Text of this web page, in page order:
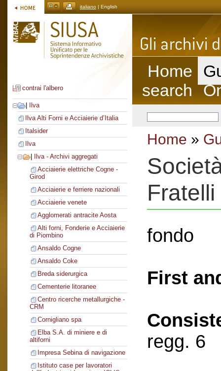
italiano | English
contrai l'albero
Ilva
Ilva Alti Forni e Acciaierie d’Italia
Italsider
Ilva
Ilva - Archivi aggregati
Acciaierie elettriche Cogne -
Girod
Acciaierie e ferriere nazionali
Acciaierie venete
Agglomerati antracite Aosta
Alti forni, Fonderie e Acciaierie
di Piombino
Ansaldo Cogne
Ansaldo Coke
Breda siderurgica
Cementerie litoranee
Centro ricerche metallurgiche -
CRM
Cornigliano spa
Elba S.A. di miniere e di
altiforni
Impresa Sebina di navigazione
Istituto case per lavoratori
Home
search
Home »
fondo
First
regg. 6